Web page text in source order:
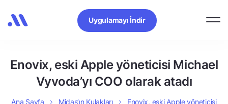
Uygulamayı İndir
Enovix, eski Apple yöneticisi Michael
Vyvoda’yı COO olarak atadı
Ana Sayfa Midas’ın Kulakları
Enovix, eski Apple yöneticisi